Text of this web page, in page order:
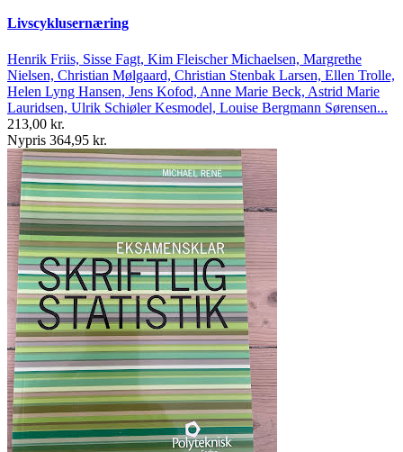
Livscyklusernæring
Henrik Friis, Sisse Fagt, Kim Fleischer Michaelsen, Margrethe
Nielsen, Christian Mølgaard, Christian Stenbak Larsen, Ellen Trolle,
Helen Lyng Hansen, Jens Kofod, Anne Marie Beck, Astrid Marie
Lauridsen, Ulrik Schiøler Kesmodel, Louise Bergmann Sørensen...
213,00 kr.
Nypris 364,95 kr.